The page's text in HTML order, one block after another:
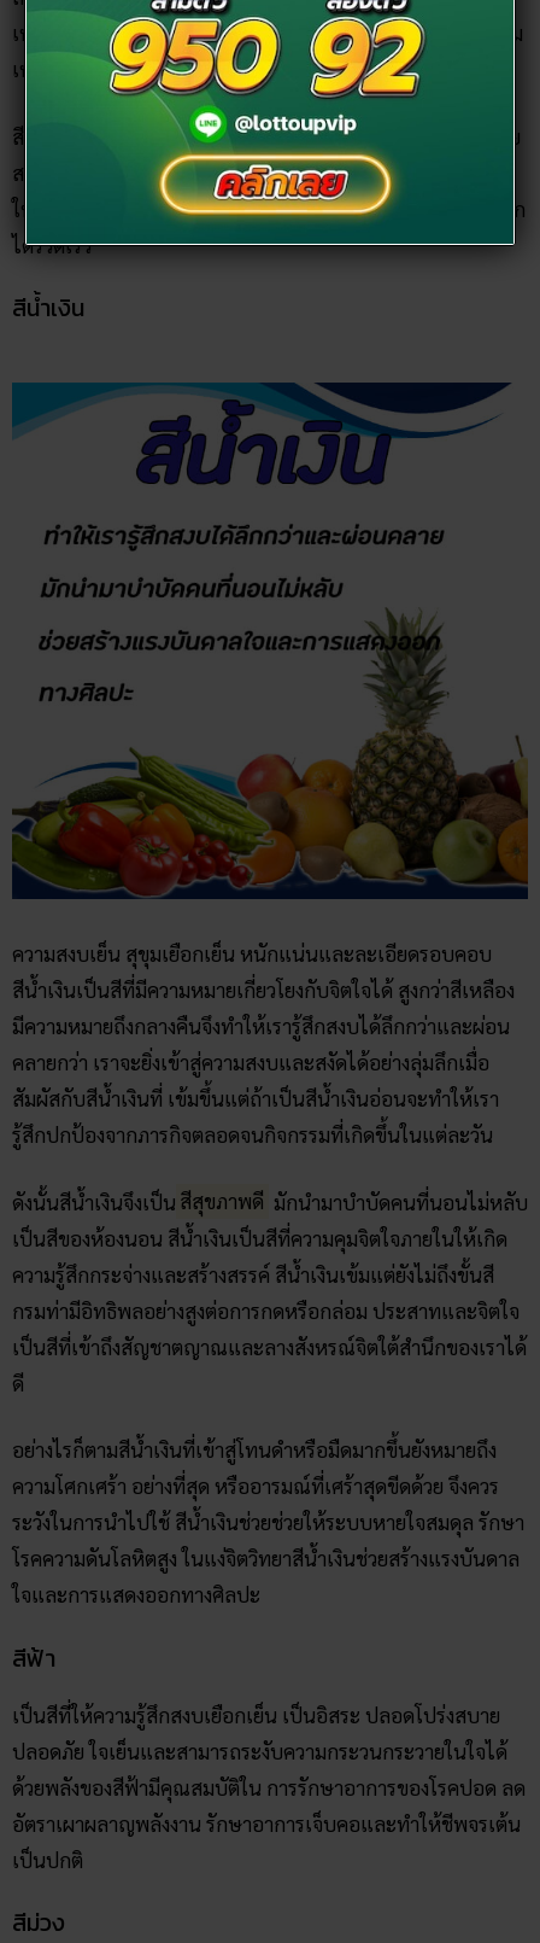
เหมือนกับสีเขียว สีมรกตจึงเป็นสีที่เหมาะกับการชะล้างเอาความ
เหนื่อยล้าความตึงเครียดให้ออก จากจิตใจหรืออารมณ์ของเรา
สีมรกตจึงเป็นสีที่ถูกยกว่าเป็นสีที่ให้กำลังใจให้ กลับมามีประกาย
สดชื่น และมักจะช่วยให้คนที่รู้สึกโดดเดี่ยวดีขึ้น เพิ่มพลังสื่อสาร
ให้โดดเด่นขึ้น สร้างสรรค์มากขึ้นและรับรู้ต่อสัมผัสและความรู้สึก
ได้รวดเร็ว
สีน้ำเงิน
ความสงบเย็น สุขุมเยือกเย็น หนักแน่นและละเอียดรอบคอบ
สีน้ำเงินเป็นสีที่มีความหมายเกี่ยวโยงกับจิตใจได้ สูงกว่าสีเหลือง
มีความหมายถึงกลางคืนจึงทำให้เรารู้สึกสงบได้ลึกกว่าและผ่อน
คลายกว่า เราจะยิ่งเข้าสู่ความสงบและสงัดได้อย่างลุ่มลึกเมื่อ
สัมผัสกับสีน้ำเงินที่ เข้มขึ้นแต่ถ้าเป็นสีน้ำเงินอ่อนจะทำให้เรา
รู้สึกปกป้องจากภารกิจตลอดจนกิจกรรมที่เกิดขึ้นในแต่ละวัน
ดังนั้นสีน้ำเงินจึงเป็น สีสุขภาพดี มักนำมาบำบัดคนที่นอนไม่หลับ
เป็นสีของห้องนอน สีน้ำเงินเป็นสีที่ความคุมจิตใจภายในให้เกิด
ความรู้สึกกระจ่างและสร้างสรรค์ สีน้ำเงินเข้มแต่ยังไม่ถึงขั้นสี
กรมท่ามีอิทธิพลอย่างสูงต่อการกดหรือกล่อม ประสาทและจิตใจ
เป็นสีที่เข้าถึงสัญชาตญาณและลางสังหรณ์จิตใต้สำนึกของเราได้
ดี
อย่างไรก็ตามสีน้ำเงินที่เข้าสู่โทนดำหรือมืดมากขึ้นยังหมายถึง
ความโศกเศร้า อย่างที่สุด หรืออารมณ์ที่เศร้าสุดขีดด้วย จึงควร
ระวังในการนำไปใช้ สีน้ำเงินช่วยช่วยให้ระบบหายใจสมดุล รักษา
โรคความดันโลหิตสูง ในแง่จิตวิทยาสีน้ำเงินช่วยสร้างแรงบันดาล
ใจและการแสดงออกทางศิลปะ
สีฟ้า
เป็นสีที่ให้ความรู้สึกสงบเยือกเย็น เป็นอิสระ ปลอดโปร่งสบาย
ปลอดภัย ใจเย็นและสามารถระงับความกระวนกระวายในใจได้
ด้วยพลังของสีฟ้ามีคุณสมบัติใน การรักษาอาการของโรคปอด ลด
อัตราเผาผลาญพลังงาน รักษาอาการเจ็บคอและทำให้ชีพจรเต้น
เป็นปกติ
สีม่วง